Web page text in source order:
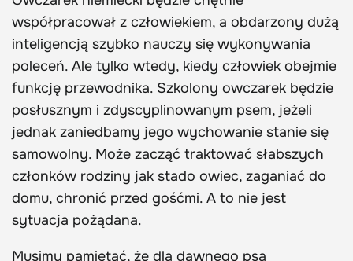
współpracował z człowiekiem, a obdarzony dużą
inteligencją szybko nauczy się wykonywania
poleceń. Ale tylko wtedy, kiedy człowiek obejmie
funkcję przewodnika. Szkolony owczarek będzie
posłusznym i zdyscyplinowanym psem, jeżeli
jednak zaniedbamy jego wychowanie stanie się
samowolny. Może zacząć traktować słabszych
członków rodziny jak stado owiec, zaganiać do
domu, chronić przed gośćmi. A to nie jest
sytuacja pożądana.
Musimy pamiętać, że dla dawnego psa